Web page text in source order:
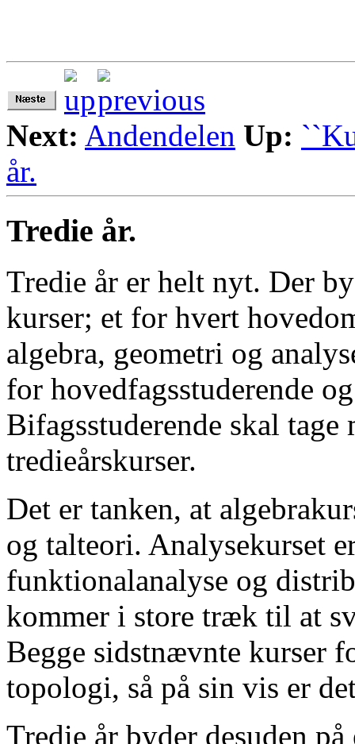
Next: Andendelen Up:
år.
Tredie år.
Tredie år er helt nyt. Der
kurser; et for hvert
algebra, geometri og
for hovedfagsstuderende
Bifagsstuderende skal tage
tredieårskurser.
Det er tanken, at
og talteori. Analysekurset
funktionalanalyse og
kommer i store træk til at
Begge sidstnævnte kurser
topologi, så på sin vis er
Tredie år byder desuden